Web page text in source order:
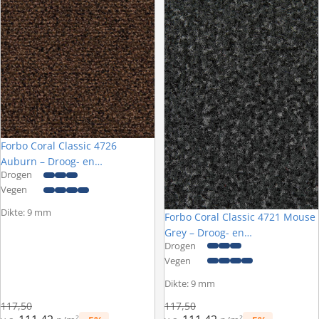
Forbo Coral Classic 4726
Auburn – Droog- en
schoonloopmat op maat
Drogen
Vegen
Dikte: 9 mm
Normale prijs
117,50
Forbo Coral Classic 4721 Mouse
Grey – Droog- en
schoonloopmat op maat
Drogen
Vegen
Dikte: 9 mm
Normale prijs
117,50